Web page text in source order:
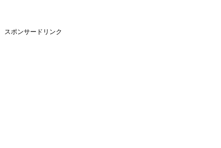
スポンサードリンク